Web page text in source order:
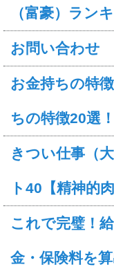
（富豪）ラン
お問い合わせ
お金持ちの特
ちの特徴20選！
きつい仕事（
ト40【精神的
これで完璧！
金・保険料を算